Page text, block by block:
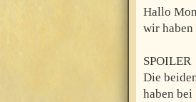
Hallo
wir haben
SPOILER
Die
haben bei